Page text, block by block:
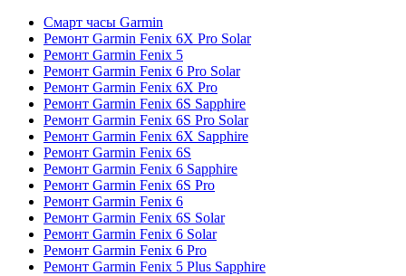
Смарт часы Garmin
Ремонт Garmin Fenix 6X Pro Solar
Ремонт Garmin Fenix 5
Ремонт Garmin Fenix 6 Pro Solar
Ремонт Garmin Fenix 6X Pro
Ремонт Garmin Fenix 6S Sapphire
Ремонт Garmin Fenix 6S Pro Solar
Ремонт Garmin Fenix 6X Sapphire
Ремонт Garmin Fenix 6S
Ремонт Garmin Fenix 6 Sapphire
Ремонт Garmin Fenix 6S Pro
Ремонт Garmin Fenix 6
Ремонт Garmin Fenix 6S Solar
Ремонт Garmin Fenix 6 Solar
Ремонт Garmin Fenix 6 Pro
Ремонт Garmin Fenix 5 Plus Sapphire